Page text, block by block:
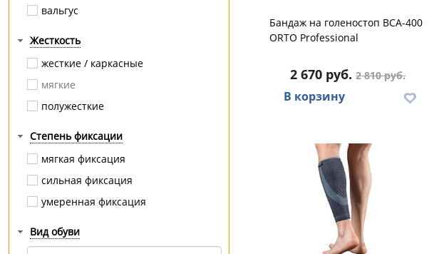
Тимбэ Продакшен
Orthoforma
Fosta
Эволайн
AACURAT
ТОРГ лайнс
Армед
тутор
эластичный
вальгус
кесарева сечения
комбинированное плоскостопие
компрессионный перелом
косолапость
кривошея
лимфедема
Жесткость
жесткие / каркасные
мягкие
полужесткие
Степень фиксации
мягкая фиксация
сильная фиксация
умеренная фиксация
Вид обуви
Бандаж на голеностоп BCA-400
ORTO Professional
2 670 руб.2 810 руб.
В корзину